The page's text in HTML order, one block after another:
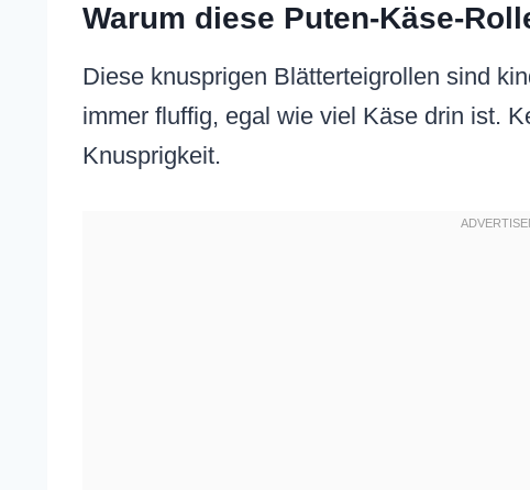
Warum diese Puten-Käse-
Diese knusprigen Blätterteigrollen sind
immer fluffig, egal wie viel Käse drin ist.
Knusprigkeit.